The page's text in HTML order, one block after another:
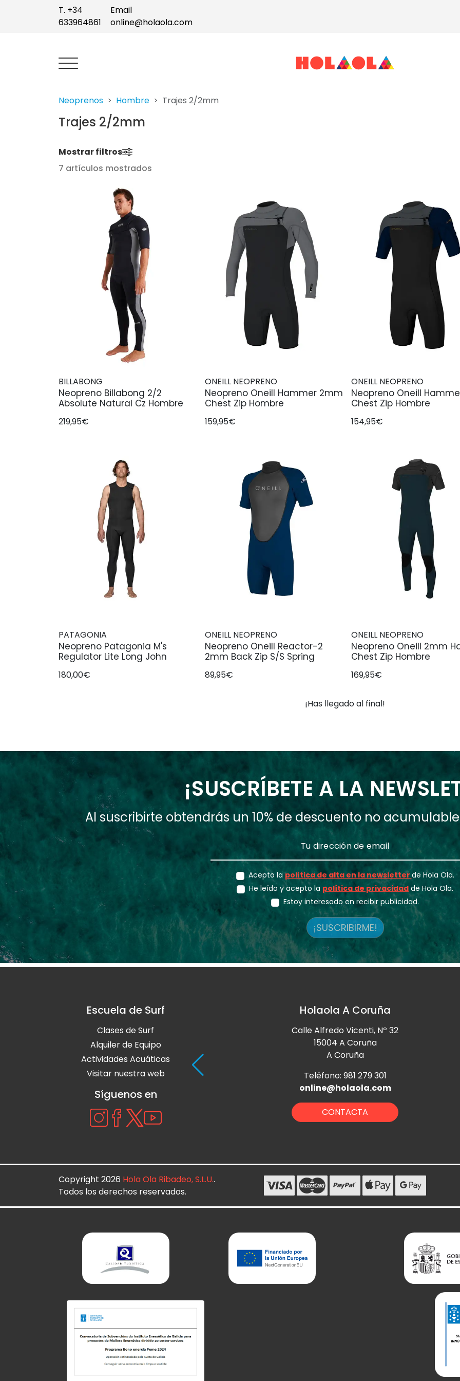
T. +34
633964861
Email
online@holaola.com
Neoprenos Hombre Trajes 2/2mm
Trajes 2/2mm
Mostrar filtros
7 artículos mostrados
BILLABONG
Neopreno Billabong 2/2
Absolute Natural Cz Hombre
219,95€
ONEILL NEOPRENO
Neopreno Oneill Hammer 2mm
Chest Zip Hombre
159,95€
ONEILL NEOPRENO
Neopreno Oneill
Chest Zip Hombre
154,95€
PATAGONIA
Neopreno Patagonia M's
Regulator Lite Long John
180,00€
ONEILL NEOPRENO
Neopreno Oneill Reactor-2
2mm Back Zip S/S Spring
89,95€
ONEILL NEOPRENO
Neopreno Oneill 2mm
Chest Zip Hombre
169,95€
¡Has llegado al final!
¡SUSCRÍBETE A LA
Al suscribirte obtendrás un 10% de descuento no
Acepto la política de alta en la newsletter de Hola Ola.
He leído y acepto la política de privacidad de Hola Ola.
Estoy interesado en recibir publicidad.
¡SUSCRIBIRME!
Escuela de Surf
Clases de Surf
Alquiler de Equipo
Actividades Acuáticas
Visitar nuestra web
Síguenos en
Holaola A Coruña
Calle Alfredo Vicenti, Nº 32
15004 A Coruña
A Coruña
Teléfono: 981 279 301
online@holaola.com
CONTACTA
Copyright 2026 Hola Ola Ribadeo, S.L.U..
Todos los derechos reservados.